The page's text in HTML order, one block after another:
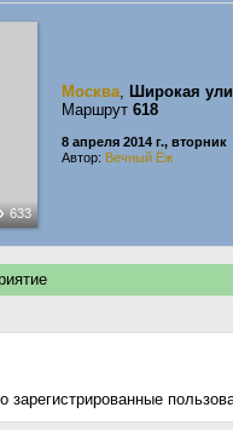
633
Москва, Широкая
Маршрут 618
8 апреля 2014 г., вторник
Автор: Вечный Ёж
зарегистрированные